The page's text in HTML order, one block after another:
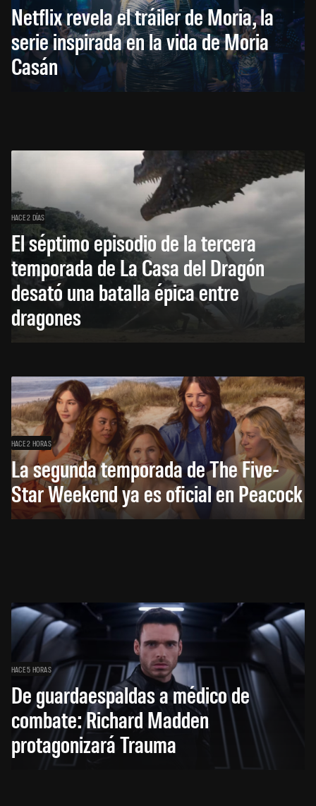
Netflix revela el tráiler de Moria, la
serie inspirada en la vida de Moria
Casán
HACE 2 DÍAS
El séptimo episodio de la tercera
temporada de La Casa del Dragón
desató una batalla épica entre
dragones
HACE 2 HORAS
La segunda temporada de The Five-
Star Weekend ya es oficial en Peacock
HACE 5 HORAS
De guardaespaldas a médico de
combate: Richard Madden
protagonizará Trauma